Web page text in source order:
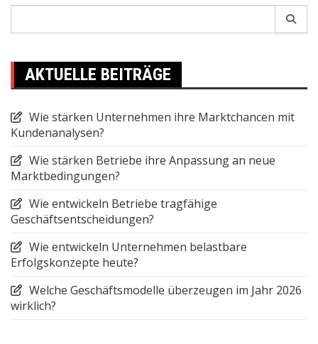
for:
AKTUELLE BEITRÄGE
Wie stärken Unternehmen ihre Marktchancen mit
Kundenanalysen?
Wie stärken Betriebe ihre Anpassung an neue
Marktbedingungen?
Wie entwickeln Betriebe tragfähige
Geschäftsentscheidungen?
Wie entwickeln Unternehmen belastbare
Erfolgskonzepte heute?
Welche Geschäftsmodelle überzeugen im Jahr 2026
wirklich?